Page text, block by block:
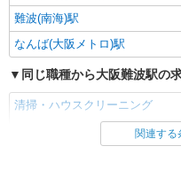
難波(南海)駅
なんば(大阪メトロ)駅
同じ職種から大阪難波駅の
清掃・ハウスクリーニング
関連する